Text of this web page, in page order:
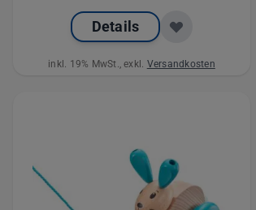
inkl. 19% MwSt., exkl. Versandkosten
Details